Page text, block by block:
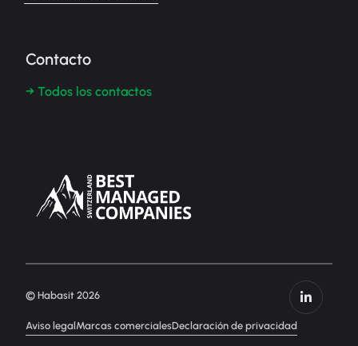
Contacto
→ Todos los contactos
Aviso legalMarcas comercialesDeclaración de privacidad
© Habasit 2026